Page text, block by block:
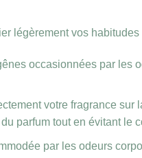
légèrement vos
occasionnées par les
votre fragrance
parfum tout en évitant le
par les odeurs